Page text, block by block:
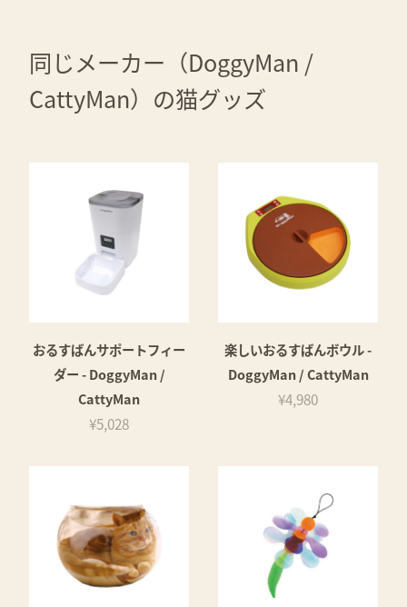
同じメーカー（DoggyMan /
CattyMan）の猫グッズ
おるすばんサポートフィー
ダー - DoggyMan /
CattyMan
¥5,028
楽しいおるすばんボウル -
DoggyMan / CattyMan
¥4,980